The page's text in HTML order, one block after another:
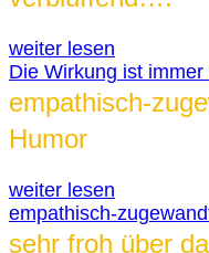
weiter lesen
Die Wirkung ist
empathisch-
Humor
weiter lesen
empathisch-
sehr froh über